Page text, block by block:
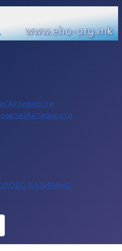
Активности
Активности
БАЗИРАНО
for results.